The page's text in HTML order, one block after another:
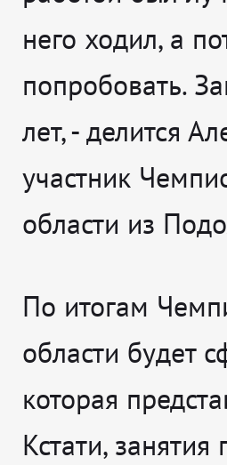
него ходил, а
попробовать.
лет, - делится
участник
области из
По итогам
области будет
которая
Кстати,